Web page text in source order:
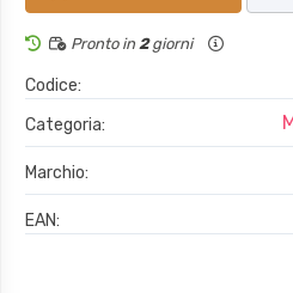
Pronto in 2giorni
Codice:
Categoria:
Marchio:
EAN: